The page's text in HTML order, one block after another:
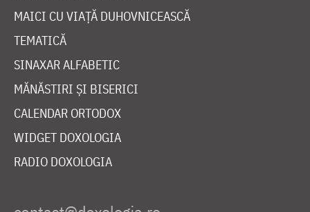
MAICI CU VIAȚĂ DUHOVNICEASCĂ
TEMATICĂ
SINAXAR ALFABETIC
MĂNĂSTIRI ȘI BISERICI
CALENDAR ORTODOX
WIDGET DOXOLOGIA
RADIO DOXOLOGIA